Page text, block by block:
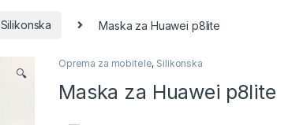
Silikonska Maska za Huawei p8lite
🔍
Oprema za mobitele, Silikonska
Maska za Huawei p8lite